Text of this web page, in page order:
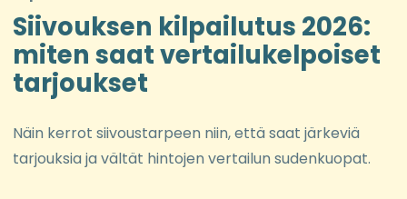
Siivouksen kilpailutus 2026:
miten saat vertailukelpoiset
tarjoukset
Näin kerrot siivoustarpeen niin, että saat järkeviä
tarjouksia ja vältät hintojen vertailun sudenkuopat.